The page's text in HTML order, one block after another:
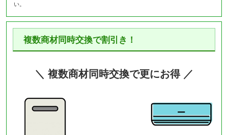
い。
複数商材同時交換で割引き！
＼ 複数商材同時交換で更にお得 ／